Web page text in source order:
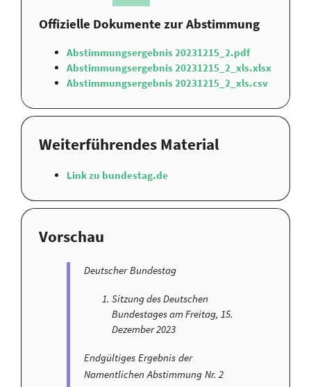
Offizielle Dokumente zur Abstimmung
Abstimmungsergebnis 20231215_2.pdf
Abstimmungsergebnis 20231215_2_xls.xlsx
Abstimmungsergebnis 20231215_2_xls.csv
Weiterführendes Material
Link zu bundestag.de
Vorschau
Deutscher Bundestag
Sitzung des Deutschen
Bundestages am Freitag, 15.
Dezember 2023
Endgültiges Ergebnis der
Namentlichen Abstimmung Nr. 2